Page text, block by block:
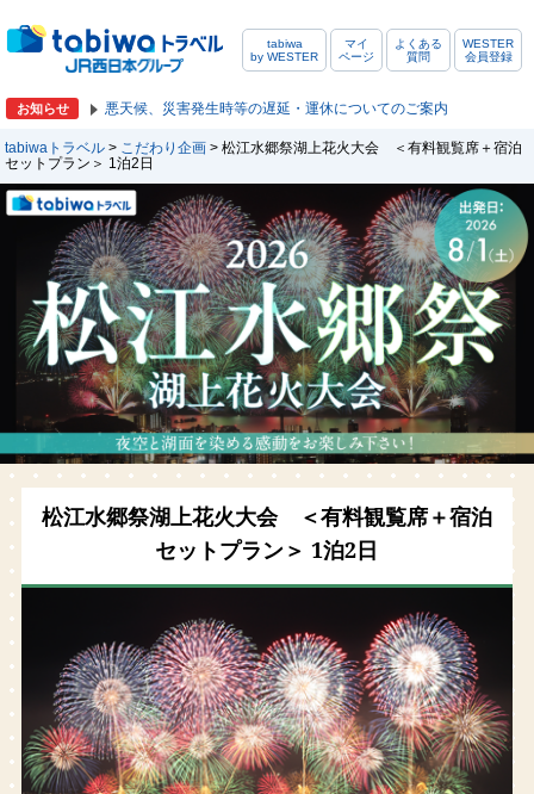
tabiwa
by WESTER
マイ
ページ
よくある
質問
WESTER
会員登録
お知らせ 悪天候、災害発生時等の遅延・運休についてのご案内
tabiwaトラベル > こだわり企画 > 松江水郷祭湖上花火大会 ＜有料観覧席＋宿泊
セットプラン＞ 1泊2日
松江水郷祭湖上花火大会 ＜有料観覧席＋宿泊
セットプラン＞ 1泊2日